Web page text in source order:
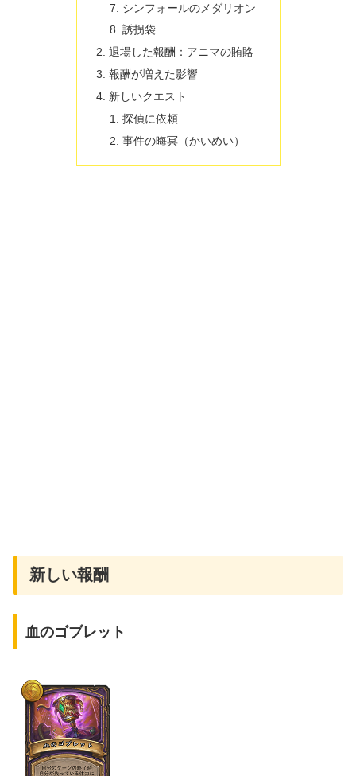
シンフォールのメダリオン
誘拐袋
退場した報酬：アニマの賄賂
報酬が増えた影響
新しいクエスト
探偵に依頼
事件の晦冥（かいめい）
新しい報酬
血のゴブレット